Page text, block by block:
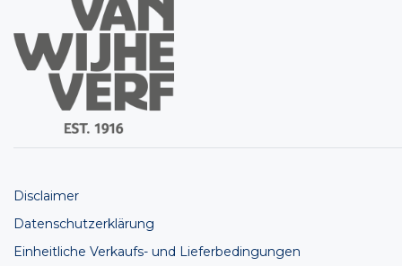
Disclaimer
Datenschutzerklärung
Einheitliche Verkaufs- und Lieferbedingungen